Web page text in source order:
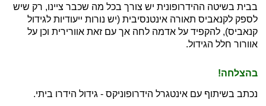
בבית בשיטה ההידרופונית יש צורך בכל מה שכבר ציינו, רק שיש
לספק לקנאביס תאורה אינטנסיבית (יש נורות ייעודיות לגידול
קנאביס), להקפיד על אדמה לחה אך עם זאת אוורירית וכן על
אוורור חלל הגידול.
בהצלחה!
נכתב בשיתוף עם אינטגרל הידרופוניקס - גידול הידרו ביתי.